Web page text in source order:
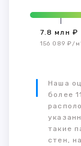
7.8 млн ₽
156 089 ₽/
Наша
более
такие
стен,